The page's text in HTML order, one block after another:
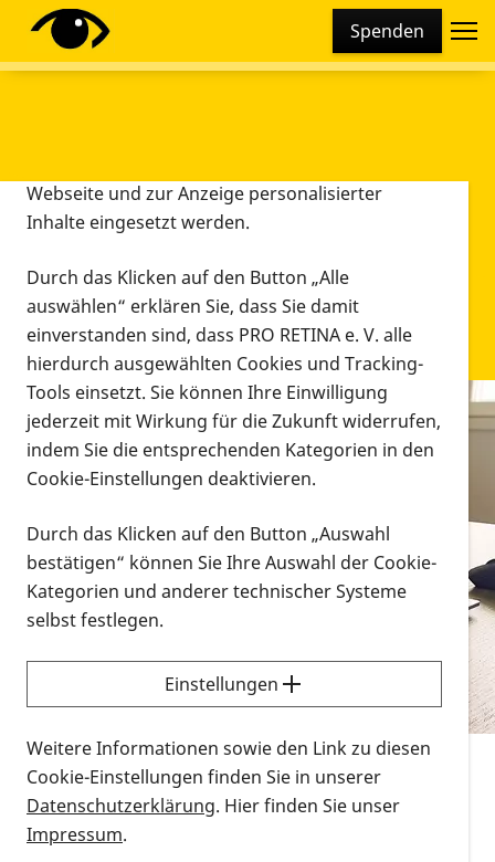
Spenden
Infomaterial
Infomaterial
Vorlesen
Alle Infomaterialien in verschiedenen
Formaten an einem Ort
Sie möchten wissen, wie Sie nach Infonmaterial
suchen und dieses bestellen bzw. herunterladen
können? Schauen Sie sich dieErklärvideos zum
Thema Infomaterial auf der PRO RETINA-Website
für blinde und sehbehinderte Menschen an.
Auf dieser Seite finden Sie sämtliches Infomaterial
Diese Webseite setzt verschiedene Cookies und
Tracking-Tools ein. Dies beinhaltet Cookies und
Webseite und zur Anzeige personalisierter
Inhalte eingesetzt werden.
Durch das Klicken auf den Button „Alle
auswählen“ erklären Sie, dass Sie damit
einverstanden sind, dass PRO RETINA e. V. alle
hierdurch ausgewählten Cookies und Tracking-
Tools einsetzt. Sie können Ihre Einwilligung
jederzeit mit Wirkung für die Zukunft widerrufen,
indem Sie die entsprechenden Kategorien in den
Cookie-Einstellungen deaktivieren.
Durch das Klicken auf den Button „Auswahl
bestätigen“ können Sie Ihre Auswahl der Cookie-
Kategorien und anderer technischer Systeme
selbst festlegen.
Einstellungen
Weitere Informationen sowie den Link zu diesen
Cookie-Einstellungen finden Sie in unserer
Datenschutzerklärung. Hier finden Sie unser
Impressum.